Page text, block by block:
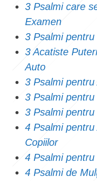
3 Psalmi care
Examen
3 Psalmi
3 Acatiste
Auto
3 Psalmi
3 Psalmi
3 Psalmi
4 Psalmi
Copiilor
4 Psalmi
4 Psalmi de